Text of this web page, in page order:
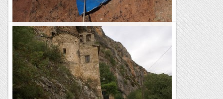
Avenc de Can Garrigosa. Matadepera.
Aquesta cavitat s’obri de sobte després d’unes fortes pluges
l’any 1983. L’ensorrament terrós resultant, per precaució, està
envoltat d’un perímetre de filferro...
Espeleobloc